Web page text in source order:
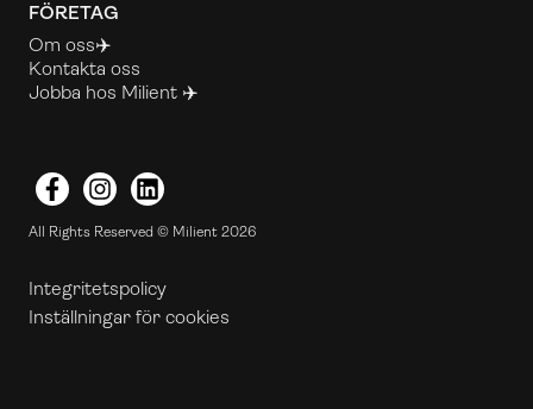
FÖRETAG
Om oss✈️
Kontakta oss
Jobba hos Milient ✈️
FacebookInstagramLinkedIn
All Rights Reserved © Milient 2026
Integritetspolicy
Inställningar för cookies